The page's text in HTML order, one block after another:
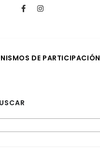
DE PARTICIPACIÓN